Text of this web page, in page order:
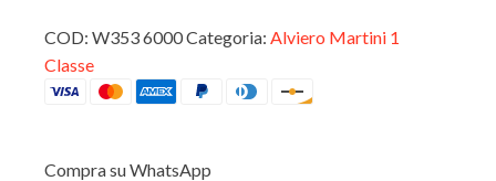
I^
Alviero
Martini
COD: W353 6000Categoria: Alviero Martini 1
Classe
Compra su WhatsApp